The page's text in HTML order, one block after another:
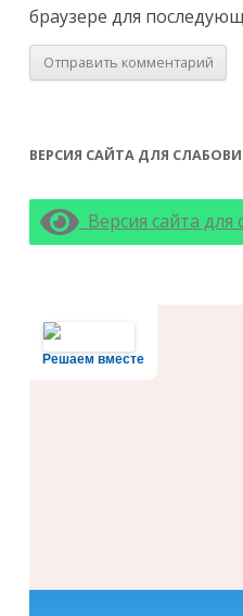
браузере для
ВЕРСИЯ САЙТА ДЛЯ
Версия сайта
Решаем вместе